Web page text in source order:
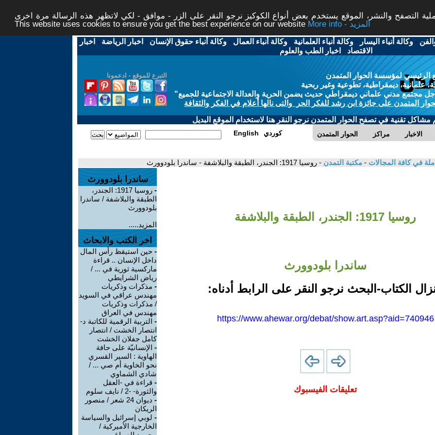
التصفح والنشر، الموقع يستخدم بعض أنواع الكوكيز نرجو النقر على الزر - موافق - لكي لاتظهر هذه الرسالة مرة اخرى -
This website uses cookies to ensure you get the best experience on our website
More info - المزيد
-وكالة أنباء اليسار -وكالة أنباء العلمانية -وكالة أنباء العمال -وكالة أنباء حقوق الإنسان - اخبار الرياضة - اخبار
الاقتصاد - اخبار الطب والعلوم
التبرع للموقع - ادعمونا
الرئيسي لمؤسسة الحوار المتمدن
علمانية، ديمقراطية، تطوعية وغير ربحية
مجتمع مدني علماني ديمقراطي حديث يضمن الحرية والعدالة الاجتماعية للجميع"
المتمدن على جائزة ابن رشد للفكر الحر والتى نالها أعلام في الفكر والثقافة
مشاكل تقنية في تصفح الحوار المتمدن نرجو النقر هنا لاستخدام الموقع البديل
الحوار المتمدن مراكز الاخبار English كوردي
في كافة المجالات - مكتبة التمدن - روسيا 1917: الجندر، الطبقة والبلاشفة - ساندرا بلودوورث
روسيا 1917: الجندر، الطبقة والبلاشفة
ساندرا بلودوورث
الكتاب-البحث نرجو النقر على الرابط أدناه:
https://www.ahewar.org/debat/show.art.asp?aid=740946
تعليقات الفيسبوك
ساندرا بلودوورث
-
روسيا 1917: الجندر،
الطبقة والبلاشفة / ساندرا
بلودوورث
المزيد.....
اخر الكتب والابحاث
- حين استيقظ رأس المال
داخل الإنسان .. قراءة
ماركسية ثورية في ... /
رياض الشرايطي
- مذكرات وذكريات
مهندس عراقي في السويد
/ مذكرات وذكريات
مهندس في العراق
- التربية الرقمية للكاتبة د-
انتصار الخشت / انتصار
كامل جفلان الخشت
- الإنسانيّة على حافة
الهاوية : السير القسري
نحو الخاوية أم صي ... /
شادي الشماوي
- قراءة في -العقل
والثورة- -2 / نايف سلوم
-
ديوان 24 شعر / منصور
الريكان
- لوبي إسرائيل والسياسة
الخارجية الأميركية /